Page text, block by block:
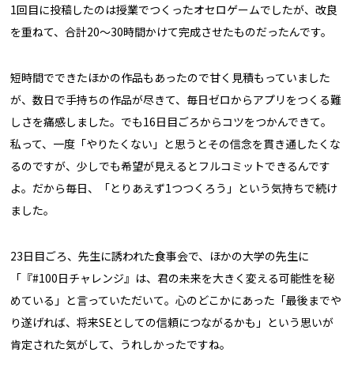
1回目に投稿したのは授業でつくったオセロゲームでしたが、改良
を重ねて、合計20〜30時間かけて完成させたものだったんです。
短時間でできたほかの作品もあったので甘く見積もっていました
が、数日で手持ちの作品が尽きて、毎日ゼロからアプリをつくる難
しさを痛感しました。でも16日目ごろからコツをつかんできて。
私って、一度「やりたくない」と思うとその信念を貫き通したくな
るのですが、少しでも希望が見えるとフルコミットできるんです
よ。だから毎日、「とりあえず1つつくろう」という気持ちで続け
ました。
23日目ごろ、先生に誘われた食事会で、ほかの大学の先生に
「『#100日チャレンジ』は、君の未来を大きく変える可能性を秘
めている」と言っていただいて。心のどこかにあった「最後までや
り遂げれば、将来SEとしての信頼につながるかも」という思いが
肯定された気がして、うれしかったですね。